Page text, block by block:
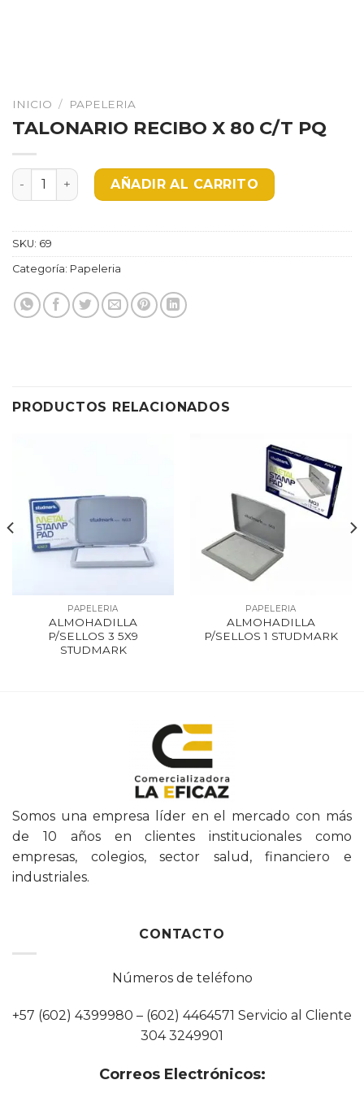
INICIO / PAPELERIA
TALONARIO RECIBO X 80 C/T PQ
TALONARIO RECIBO X 80 C/T PQ cantidad
AÑADIR AL CARRITO
SKU: 69
Categoría: Papeleria
PRODUCTOS RELACIONADOS
PAPELERIA
ALMOHADILLA
P/SELLOS 3 5X9
STUDMARK
PAPELERIA
ALMOHADILLA
P/SELLOS 1 STUDMARK
Somos una empresa líder en el mercado con más
de 10 años en clientes institucionales como
empresas, colegios, sector salud, financiero e
industriales.
CONTACTO
Números de teléfono
+57 (602) 4399980 – (602) 4464571 Servicio al Cliente
304 3249901
Correos Electrónicos: